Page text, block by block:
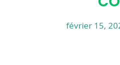
février 15,